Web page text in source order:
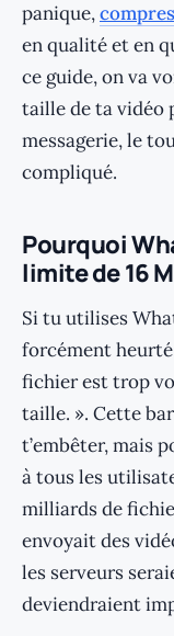
panique,
en qualité et en
ce guide, on va
taille de ta vidéo
messagerie, le
compliqué.
Pourquoi
limite de 16
Si tu utilises
forcément heurté
fichier est trop
taille. ». Cette
t’embêter, mais
à tous les
milliards de
envoyait des
les serveurs
deviendraient